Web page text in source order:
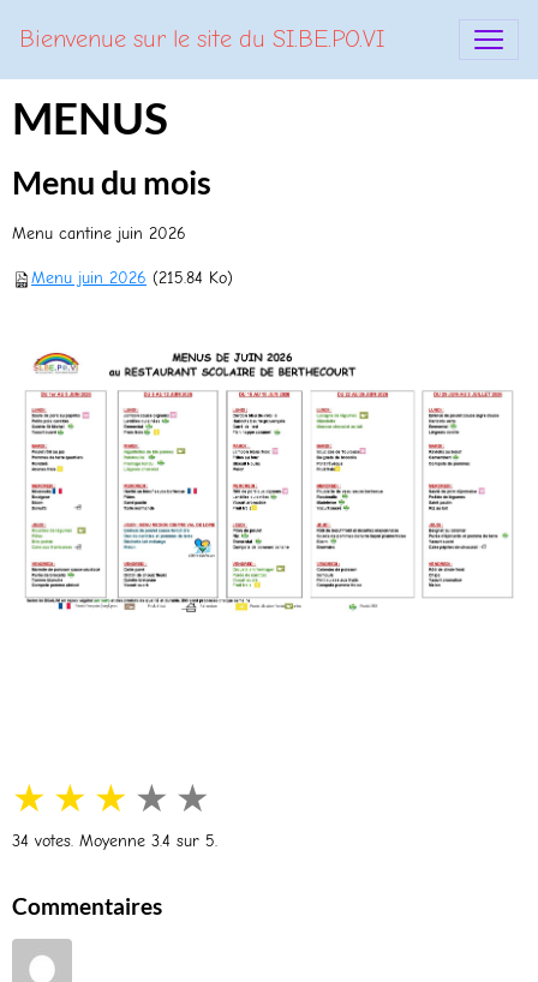
Bienvenue sur le site du SI.BE.PO.VI
MENUS
Menu du mois
Menu cantine juin 2026
Menu juin 2026 (215.84 Ko)
★ ★ ★ ★ ★
34 votes. Moyenne 3.4 sur 5.
Commentaires